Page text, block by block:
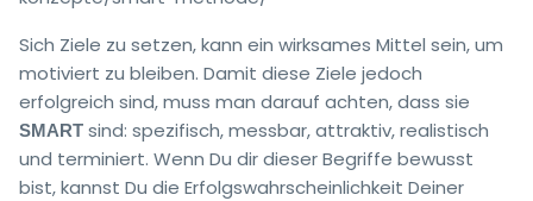
Sich Ziele zu setzen, kann ein wirksames Mittel sein, um
motiviert zu bleiben. Damit diese Ziele jedoch
erfolgreich sind, muss man darauf achten, dass sie
SMART sind: spezifisch, messbar, attraktiv, realistisch
und terminiert. Wenn Du dir dieser Begriffe bewusst
bist, kannst Du die Erfolgswahrscheinlichkeit Deiner